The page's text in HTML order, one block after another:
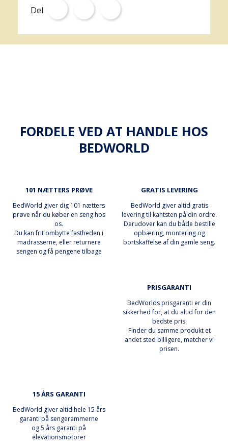
Del
FORDELE VED AT HANDLE HOS
BEDWORLD
101 NÆTTERS PRØVE
BedWorld giver dig 101 nætters
prøve når du køber en seng hos
os.
Du kan frit ombytte fastheden i
madrasserne, eller returnere
sengen og få pengene tilbage
GRATIS LEVERING
BedWorld giver altid gratis
levering til kantsten på din ordre.
Derudover kan du både bestille
opbæring, montering og
bortskaffelse af din gamle seng.
PRISGARANTI
BedWorlds prisgaranti er din
sikkerhed for, at du altid for den
bedste pris.
Finder du samme produkt et
andet sted billigere, matcher vi
prisen.
15 ÅRS GARANTI
BedWorld giver altid hele 15 års
garanti på sengerammerne
og 5 års garanti på
elevationsmotorer